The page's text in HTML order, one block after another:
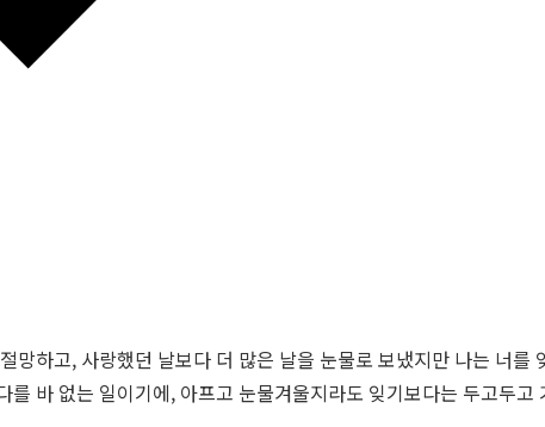
하고, 사랑했던 날보다 더 많은 날을 눈물로 보냈지만 나는 너를
바 없는 일이기에, 아프고 눈물겨울지라도 잊기보다는 두고두